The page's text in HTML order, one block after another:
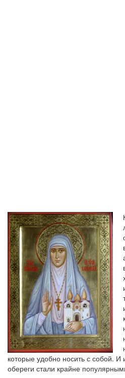
которые удобно носить с собой.
обереги стали крайне